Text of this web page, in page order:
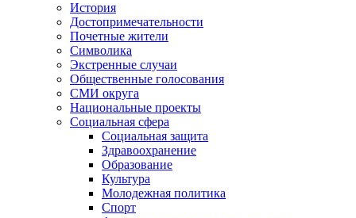
История
Достопримечательности
Почетные жители
Символика
Экстренные случаи
Общественные голосования
СМИ округа
Национальные проекты
Социальная сфера
Социальная защита
Здравоохранение
Образование
Культура
Молодежная политика
Спорт